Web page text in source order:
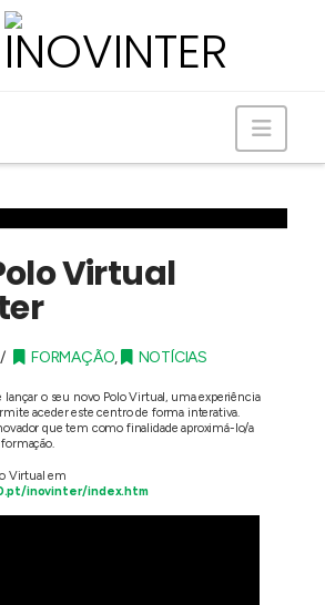
Virtual
FORMAÇÃO, NOTÍCIAS
lançar o seu novo Polo Virtual, uma experiência
aceder este centro de forma interativa.
que tem como finalidade aproximá-lo/a
Virtual em
inovinter/index.htm